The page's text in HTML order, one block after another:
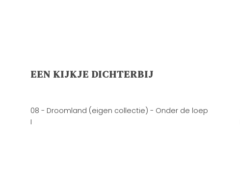
EEN KIJKJE DICHTERBIJ
08 - Droomland (eigen collectie) - Onder de loep
I